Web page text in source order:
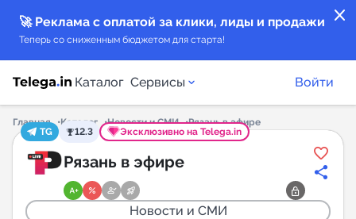
close
🚀 Реклама с оплатой за клики, лиды и продажи
Теперь со сниженным бюджетом для старта!
Каталог Сервисы
Каталог каналов
Каталог ботов
Войти
Главная Каталог Новости и СМИ
Рязань в эфире
TG
12.3 Эксклюзивно на Telega.in
Рязань в эфире
Новости и СМИ